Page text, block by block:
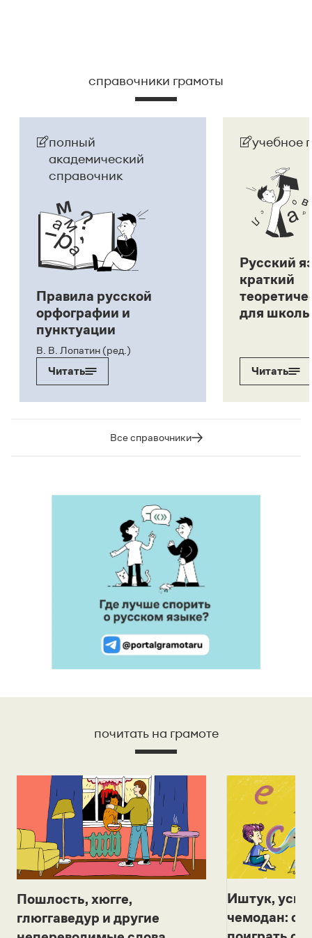
справочники грамоты
полный
академический
справочник
Правила русской
орфографии и
пунктуации
В. В. Лопатин (ред.)
Читать
учебное
Русский
краткий
для
Читать
Все справочники
почитать на грамоте
Пошлость, хюгге,
глюггаведур и другие
Иштук,
чемодан: